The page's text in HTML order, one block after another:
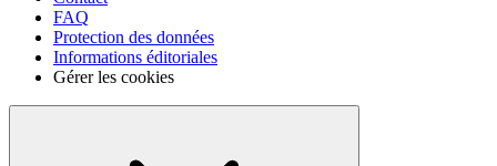
FAQ
Protection des données
Informations éditoriales
Gérer les cookies